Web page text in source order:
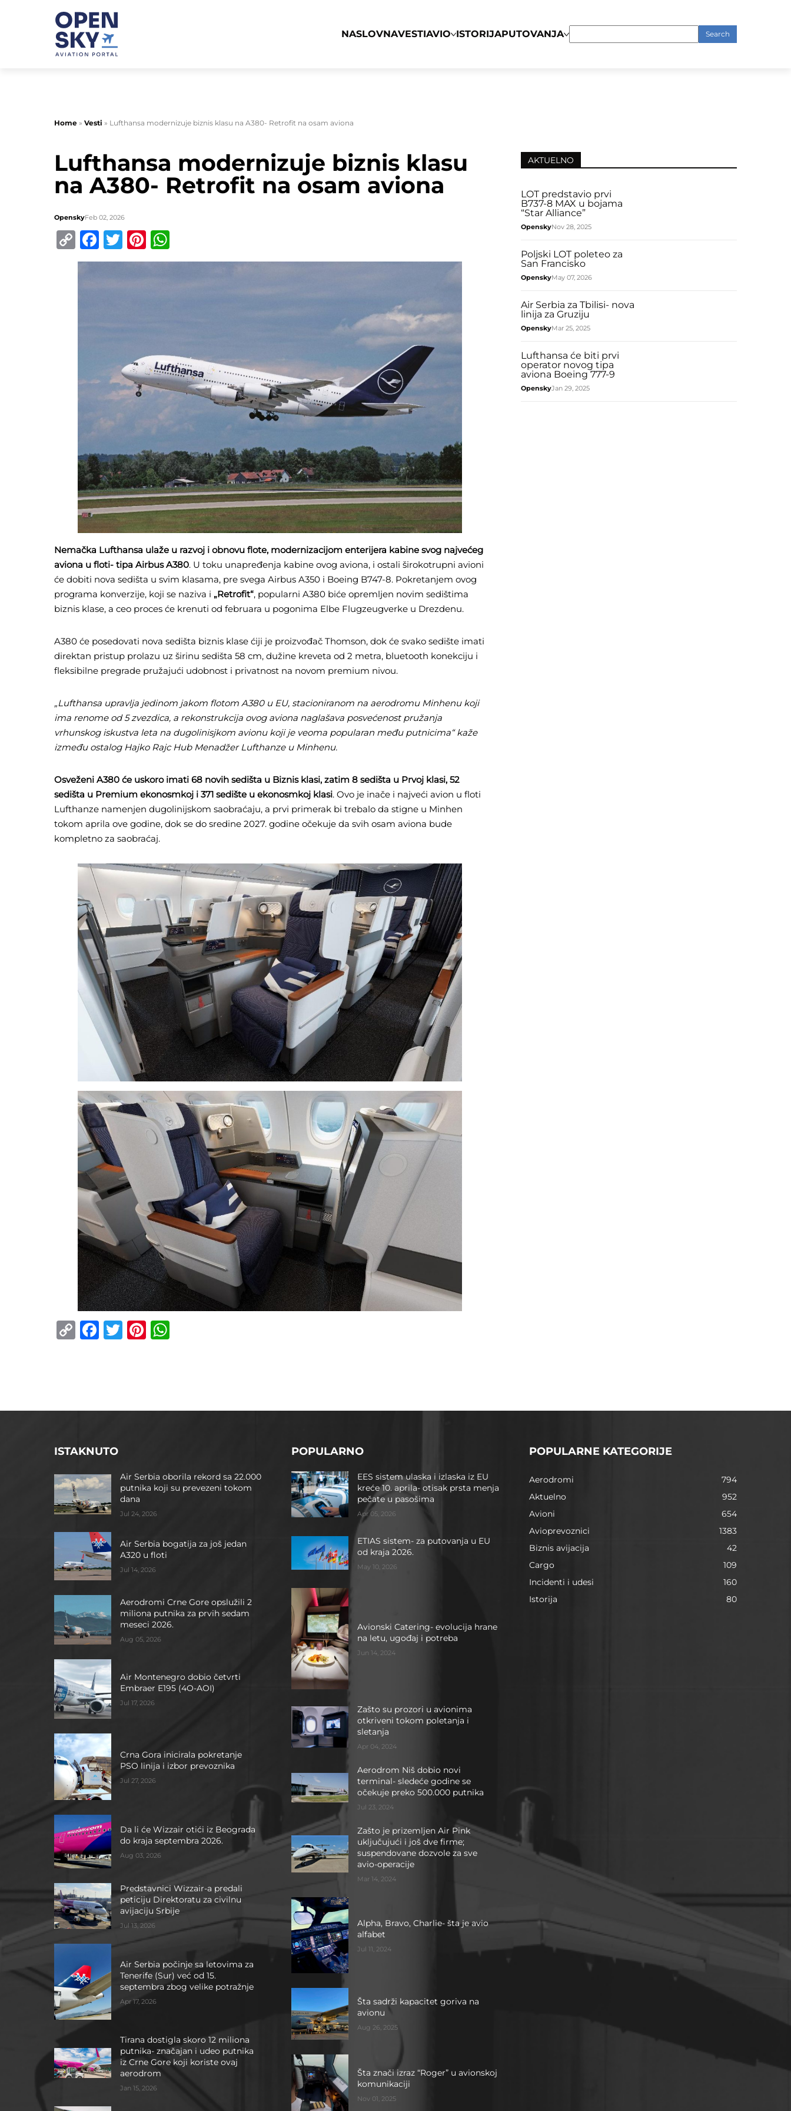
NASLOVNAVESTIAVIO ISTORIJAPUTOVANJA
Home » Vesti » Lufthansa modernizuje biznis klasu na A380- Retrofit na osam aviona
Lufthansa modernizuje biznis klasu
na A380- Retrofit na osam aviona
OpenskyFeb 02, 2026
Copy
Link
Facebook
TwitterPinterest
Nemačka Lufthansa ulaže u razvoj i obnovu flote, modernizacijom enterijera kabine svog najvećeg
aviona u floti- tipa Airbus A380. U toku unapređenja kabine ovog aviona, i ostali širokotrupni avioni
će dobiti nova sedišta u svim klasama, pre svega Airbus A350 i Boeing B747-8. Pokretanjem ovog
programa konverzije, koji se naziva i „Retrofit“, popularni A380 biće opremljen novim sedištima
biznis klase, a ceo proces će krenuti od februara u pogonima Elbe Flugzeugverke u Drezdenu.
A380 će posedovati nova sedišta biznis klase ćiji je proizvođač Thomson, dok će svako sedište imati
direktan pristup prolazu uz širinu sedišta 58 cm, dužine kreveta od 2 metra, bluetooth konekciju i
fleksibilne pregrade pružajući udobnost i privatnost na novom premium nivou.
„Lufthansa upravlja jedinom jakom flotom A380 u EU, stacioniranom na aerodromu Minhenu koji
ima renome od 5 zvezdica, a rekonstrukcija ovog aviona naglašava posvećenost pružanja
vrhunskog iskustva leta na dugolinisjkom avionu koji je veoma popularan među putnicima“ kaže
između ostalog Hajko Rajc Hub Menadžer Lufthanze u Minhenu.
Osveženi A380 će uskoro imati 68 novih sedišta u Biznis klasi, zatim 8 sedišta u Prvoj klasi, 52
sedišta u Premium ekonosmkoj i 371 sedište u ekonosmkoj klasi. Ovo je inače i najveći avion u floti
Lufthanze namenjen dugolinijskom saobraćaju, a prvi primerak bi trebalo da stigne u Minhen
tokom aprila ove godine, dok se do sredine 2027. godine očekuje da svih osam aviona bude
kompletno za saobraćaj.
CopyFacebook
TwitterPinterest
AKTUELNO
LOT predstavio prvi
B737-8 MAX u bojama
“Star Alliance”
OpenskyNov 28, 2025
Poljski LOT poleteo za
San Francisko
OpenskyMay 07, 2026
Air Serbia za Tbilisi- nova
linija za Gruziju
OpenskyMar 25, 2025
Lufthansa će biti prvi
operator novog tipa
aviona Boeing 777-9
OpenskyJan 29, 2025
ISTAKNUTO
Air Serbia oborila rekord sa 22.000
putnika koji su prevezeni tokom
dana
Jul 24, 2026
Air Serbia bogatija za još jedan
A320 u floti
Jul 14, 2026
Aerodromi Crne Gore opslužili 2
miliona putnika za prvih sedam
meseci 2026.
Aug 05, 2026
Air Montenegro dobio četvrti
Embraer E195 (4O-AOI)
Jul 17, 2026
Crna Gora inicirala pokretanje
PSO linija i izbor prevoznika
Jul 27, 2026
Da li će Wizzair otići iz Beograda
do kraja septembra 2026.
Aug 03, 2026
Predstavnici Wizzair-a predali
peticiju Direktoratu za civilnu
avijaciju Srbije
Jul 13, 2026
Air Serbia počinje sa letovima za
Tenerife (Sur) već od 15.
septembra zbog velike potražnje
Apr 17, 2026
Tirana dostigla skoro 12 miliona
putnika- značajan i udeo putnika
iz Crne Gore koji koriste ovaj
aerodrom
Jan 15, 2026
POPULARNO
EES sistem ulaska i izlaska iz EU
kreće 10. aprila- otisak prsta menja
pečate u pasošima
Apr 05, 2026
ETIAS sistem- za putovanja u EU
od kraja 2026.
May 10, 2026
Avionski Catering- evolucija hrane
na letu, ugođaj i potreba
Jun 14, 2024
Zašto su prozori u avionima
otkriveni tokom poletanja i
sletanja
Apr 04, 2024
Aerodrom Niš dobio novi
terminal- sledeće godine se
očekuje preko 500.000 putnika
Jul 23, 2024
Zašto je prizemljen Air Pink
uključujući i još dve firme;
suspendovane dozvole za sve
avio-operacije
Mar 14, 2024
Alpha, Bravo, Charlie- šta je avio
alfabet
Jul 11, 2024
Šta sadrži kapacitet goriva na
avionu
Aug 26, 2025
Šta znači izraz “Roger” u avionskoj
komunikaciji
Nov 01, 2025
POPULARNE KATEGORIJE
Aerodromi
794
Aktuelno
952
Avioni
654
Avioprevoznici
1383
Biznis avijacija
42
Cargo
109
Incidenti i udesi
160
Istorija
80